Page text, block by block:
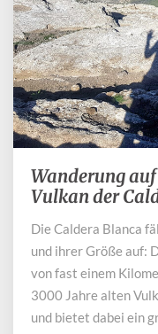
Wanderung
auf
Tanz
um
den
Vulkan
Wanderung
Vulkan der
Die Caldera Blanca
und ihrer Größe auf:
von fast einem
3000 Jahre alten
und bietet dabei ein